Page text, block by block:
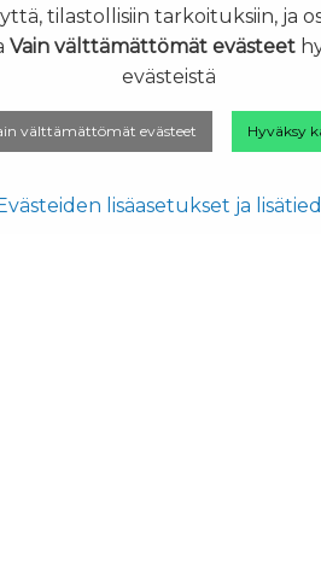
tilastollisiin tarkoituksiin, ja
Vain välttämättömät evästeet
evästeistä
välttämättömät evästeet Hyväksy
lisäasetukset ja